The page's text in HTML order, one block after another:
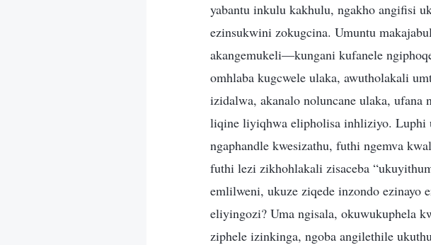
yabantu inkulu kakhulu, ngakho angifisi
ezinsukwini zokugcina. Umuntu
akangemukeli—kungani kufanele
omhlaba kugcwele ulaka, awutholakali
izidalwa, akanalo noluncane ulaka,
liqine liyiqhwa elipholisa inhliziyo. Luphi
ngaphandle kwesizathu, futhi ngemva
futhi lezi zikhohlakali zisaceba
emlilweni, ukuze ziqede inzondo
eliyingozi? Uma ngisala, okuwukuphela
ziphele izinkinga, ngoba angilethile